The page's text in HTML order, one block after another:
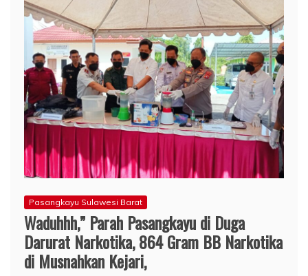
Pasangkayu Sulawesi Barat
Waduhhh,” Parah Pasangkayu di Duga
Darurat Narkotika, 864 Gram BB Narkotika
di Musnahkan Kejari,